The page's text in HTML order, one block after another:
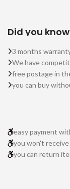
Did you know
3 months
We have
free postage in
you can buy
easy payment
you won't
you can return